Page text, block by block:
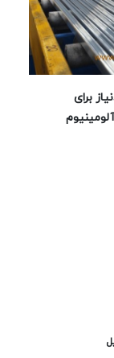
برای